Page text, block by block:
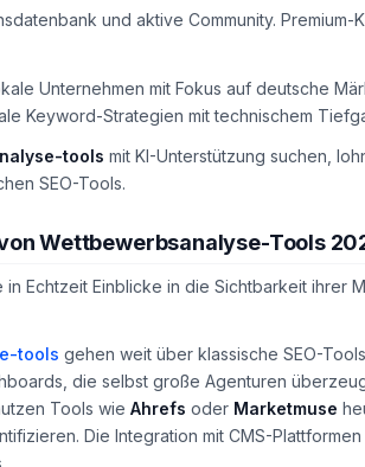
und aktive Community.
Unternehmen mit Fokus auf deutsche
Keyword-Strategien mit technischem
tools mit KI-Unterstützung suchen,
SEO-Tools.
Wettbewerbsanalyse-Tools
in Echtzeit Einblicke in die Sichtbarkeit ihrer
tools gehen weit über klassische SEO-
die selbst große Agenturen
Tools wie Ahrefs oder Marketmuse
Die Integration mit CMS-